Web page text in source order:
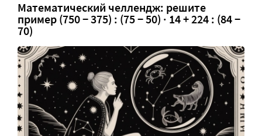
Математический челлендж: решите
пример (750 − 375) : (75 − 50) · 14 + 224 : (84 −
70)